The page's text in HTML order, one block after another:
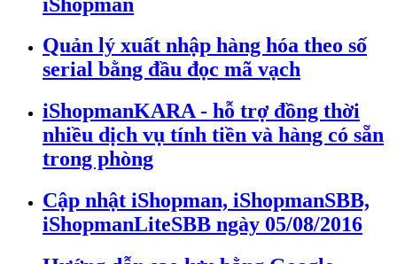
Quản lý xuất nhập hàng hóa theo số
serial bằng đầu đọc mã vạch
iShopmanKARA - hỗ trợ đồng thời
nhiều dịch vụ tính tiền và hàng có sẵn
trong phòng
Cập nhật iShopman, iShopmanSBB,
iShopmanLiteSBB ngày 05/08/2016